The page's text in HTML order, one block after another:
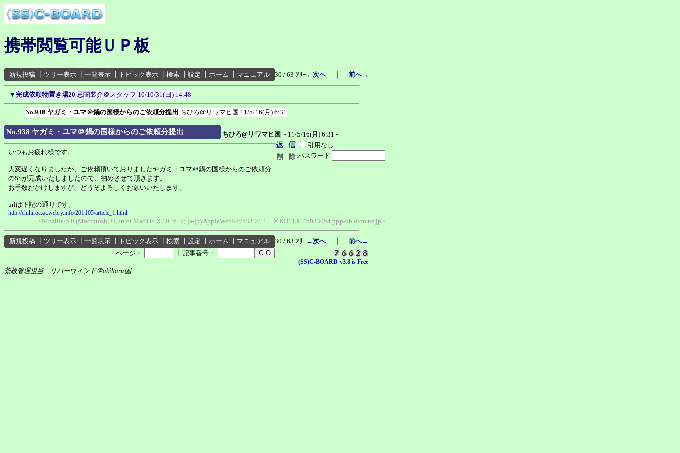
携帯閲覧可能ＵＰ板
新規投稿 ツリー表示 一覧表示 トピック表示 検索 設定 ホーム マニュアル 30 / 63 ﾂﾘｰ ←次へ｜ 前へ→
▼ 完成依頼物置き場20 忌闇装介＠スタッフ 10/10/31(日) 14:48
No.938 ヤガミ・ユマ＠鍋の国様からのご依頼分提出 ちひろ@リワマヒ国 11/5/16(月) 6:31
No.938 ヤガミ・ユマ＠鍋の国様からのご依頼分提出 ちひろ@リワマヒ国 - 11/5/16(月) 6:31 -
引用なし
パスワード
いつもお疲れ様です。
大変遅くなりましたが、ご依頼頂いておりましたヤガミ・ユマ＠鍋の国様からのご依頼分
のSSが完成いたしましたので、納めさせて頂きます。
お手数おかけしますが、どうぞよろしくお願いいたします。
urlは下記の通りです。
http://chihiroc.at.webry.info/201105/article_1.html
<Mozilla/5.0 (Macintosh; U; Intel Mac OS X 10_6_7; ja-jp) AppleWebKit/533.21.1 ...＠KD113146033054.ppp-bb.dion.ne.jp>
新規投稿 ツリー表示 一覧表示 トピック表示 検索 設定 ホーム マニュアル 30 / 63 ﾂﾘｰ ←次へ｜ 前へ→
ページ：
記事番号：
(SS)C-BOARD v3.8 is Free
茶板管理担当 リバーウィンド＠akiharu国